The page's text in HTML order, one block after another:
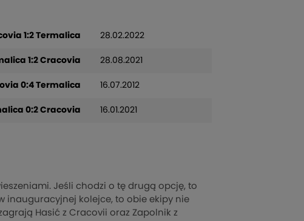
1:2 Termalica 28.02.2022
1:2 Cracovia 28.08.2021
0:4 Termalica 16.07.2012
0:2 Cracovia 16.01.2021
Jeśli chodzi o tę drugą opcję, to
inauguracyjnej kolejce, to obie ekipy nie
Hasić z Cracovii oraz Zapolnik z